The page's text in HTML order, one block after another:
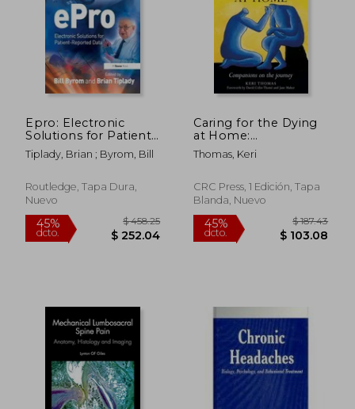
45%
dcto.
$ 120.80
$ 66.44
40%
dcto.
Epro: Electronic
Solutions for Patient-
Reported Data (en
Inglés)
Tiplady, Brian ; Byrom, Bill
Routledge, Tapa Dura,
Nuevo
Caring for the Dying
at Home:
Companions on the
Journey (en Inglés)
Thomas, Keri
CRC Press, 1 Edición, Tapa
Blanda, Nuevo